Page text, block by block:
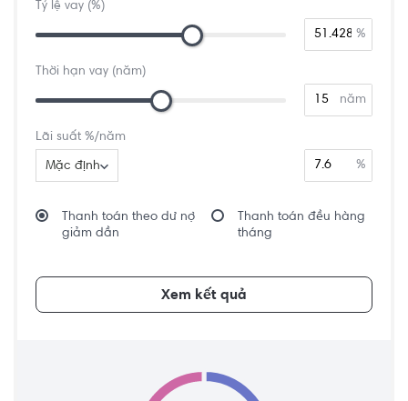
Tỷ lệ vay (%)
%
Thời hạn vay (năm)
năm
Lãi suất %/năm
Mặc định %
Thanh toán theo dư nợ
giảm dần
Thanh toán đều hàng
tháng
Xem kết quả